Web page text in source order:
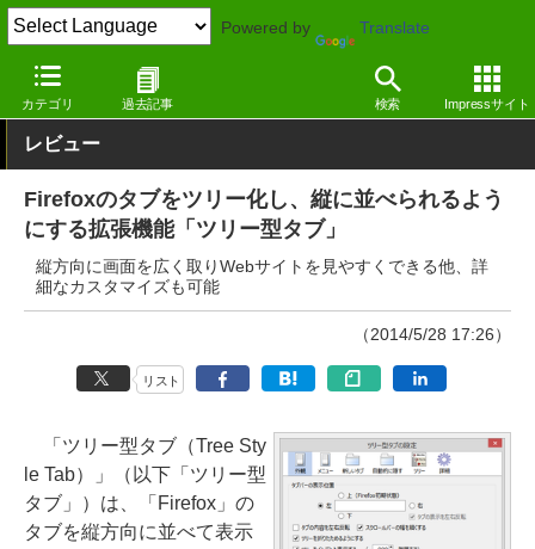
Powered by Translate
カテゴリ 過去記事 検索 Impressサイト
窓の杜 インターネット Firefox拡張機能
レビュー
Firefoxのタブをツリー化し、縦に並べられるよう
にする拡張機能「ツリー型タブ」
縦方向に画面を広く取りWebサイトを見やすくできる他、詳
細なカスタマイズも可能
（2014/5/28 17:26）
リスト
「ツリー型タブ（Tree Sty
le Tab）」（以下「ツリー型
タブ」）は、「Firefox」の
タブを縦方向に並べて表示